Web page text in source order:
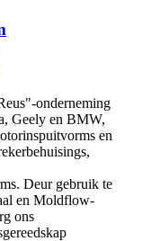
onderneming
Geely en BMW,
en
Deur gebruik te
en Moldflow-
ons